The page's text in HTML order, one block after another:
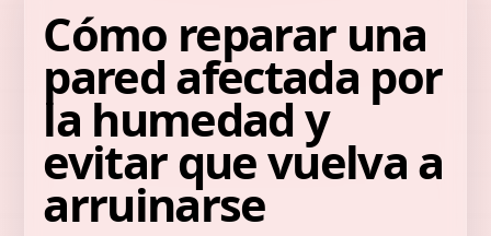
Cómo reparar una
pared afectada por
la humedad y
evitar que vuelva a
arruinarse